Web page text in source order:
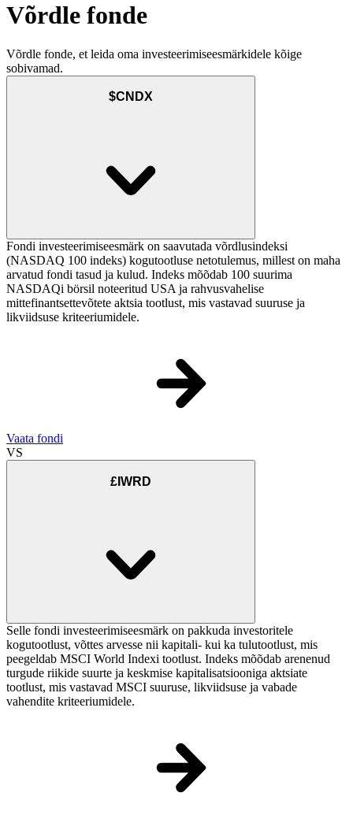
Võrdle fonde
Võrdle fonde, et leida oma investeerimiseesmärkidele kõige
sobivamad.
$CNDX
Fondi investeerimiseesmärk on saavutada võrdlusindeksi
(NASDAQ 100 indeks) kogutootluse netotulemus, millest on maha
arvatud fondi tasud ja kulud. Indeks mõõdab 100 suurima
NASDAQi börsil noteeritud USA ja rahvusvahelise
mittefinantsettevõtete aktsia tootlust, mis vastavad suuruse ja
likviidsuse kriteeriumidele.
Vaata fondi
VS
£IWRD
Selle fondi investeerimiseesmärk on pakkuda investoritele
kogutootlust, võttes arvesse nii kapitali- kui ka tulutootlust, mis
peegeldab MSCI World Indexi tootlust. Indeks mõõdab arenenud
turgude riikide suurte ja keskmise kapitalisatsiooniga aktsiate
tootlust, mis vastavad MSCI suuruse, likviidsuse ja vabade
vahendite kriteeriumidele.